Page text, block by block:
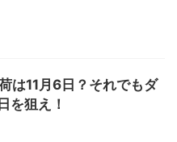
は11月6日？それでもダ
を狙え！